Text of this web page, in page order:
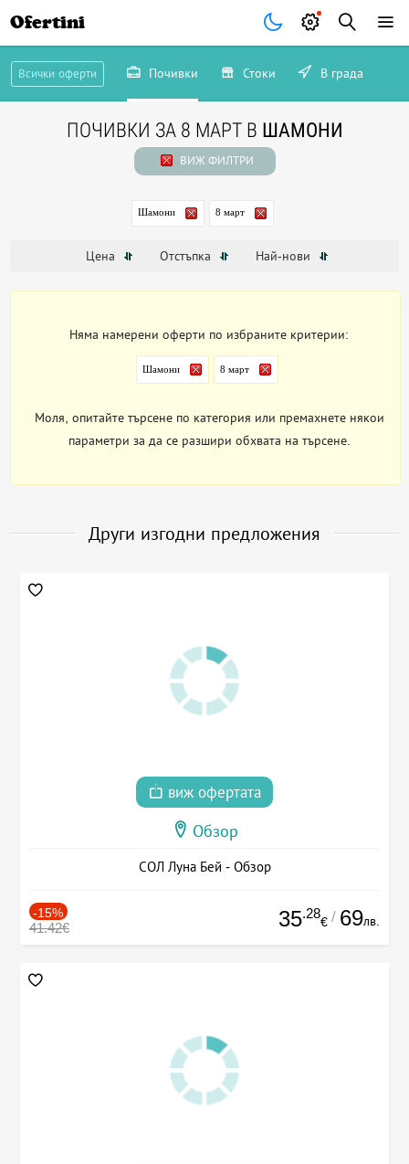
Ofertini
Всички оферти Почивки Стоки В града
ПОЧИВКИ ЗА 8 МАРТ В ШАМОНИ
ВИЖ ФИЛТРИ
Шамони 8 март
Цена Отстъпка Най-нови
Няма намерени оферти по избраните критерии:
Шамони 8 март
Моля, опитайте търсене по категория или премахнете някои
параметри за да се разшири обхвата на търсене.
Други изгодни предложения
виж офертата
Обзор
СОЛ Луна Бей - Обзор
-15%
41.42€ 35.28
€ / 69лв.